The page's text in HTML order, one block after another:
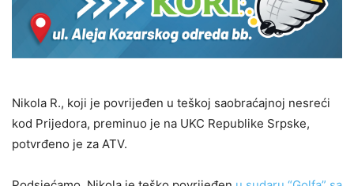
Nikola R., koji je povrijeđen u teškoj saobraćajnoj nesreći
kod Prijedora, preminuo je na UKC Republike Srpske,
potvrđeno je za ATV.